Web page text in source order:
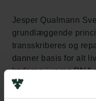
Jesper Qualmann
grundlæggende
transskriberes og
danner basis for alt
koderne i vores DNA
budbringermolekyler,
proteiner, der skal til